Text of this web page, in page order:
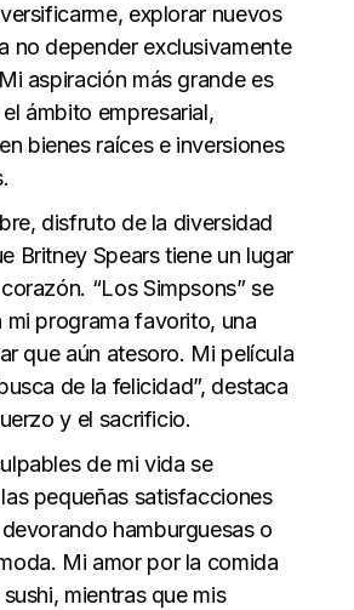
explorar nuevos
no depender exclusivamente
aspiración más grande es
ámbito empresarial,
bienes raíces e inversiones
disfruto de la diversidad
Britney Spears tiene un lugar
“Los Simpsons” se
mi programa favorito, una
que aún atesoro. Mi película
de la felicidad”, destaca
y el sacrificio.
de mi vida se
pequeñas satisfacciones
hamburguesas o
Mi amor por la comida
mientras que mis